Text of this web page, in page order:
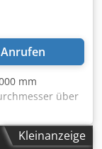
Anrufen
mm
über
Spitzenweite
Tragfähigkeit 40
Lünetten
Kleinanzeige